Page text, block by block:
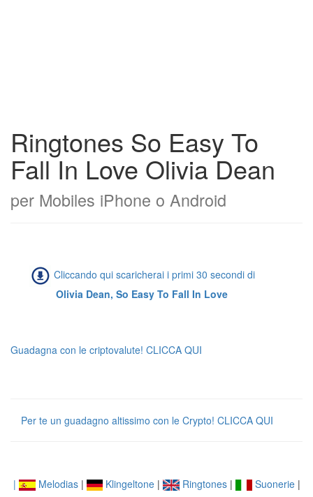
Ringtones So Easy To
Fall In Love Olivia Dean
per Mobiles iPhone o Android
Cliccando qui scaricherai i primi 30 secondi di
Olivia Dean, So Easy To Fall In Love
Guadagna con le criptovalute! CLICCA QUI
Per te un guadagno altissimo con le Crypto! CLICCA QUI
| Melodias| Klingeltone| Ringtones| Suonerie|